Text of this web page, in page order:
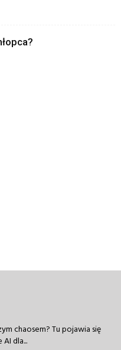
chaosem? Tu pojawia się
dla...